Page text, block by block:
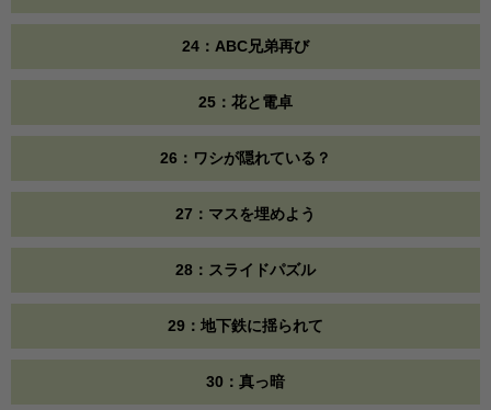
24：ABC兄弟再び
25：花と電卓
26：ワシが隠れている？
27：マスを埋めよう
28：スライドパズル
29：地下鉄に揺られて
30：真っ暗